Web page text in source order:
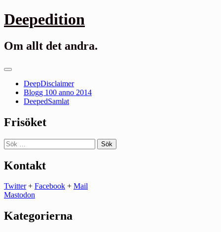
Gå
till
Deepedition
Om allt det andra.
Primär
DeepDisclaimer
Blogg 100 anno 2014
DeepedSamlat
Frisöket
Sök
efter:
Kontakt
Twitter+ Facebook + Mail
Mastodon
Kategorierna